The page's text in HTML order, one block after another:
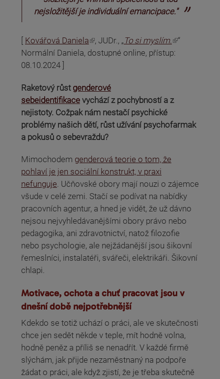
nejsložitější je individuální emancipace."
Kovářová Daniela
(odkaz je externí) , JUDr., „ To si myslím.
(odkaz je externí)
“
Normální Daniela, dostupné online, přístup:
08.10.2024 ]
Raketový růst genderové
sebeidentifikace vychází z pochybností a z
nejistoty. Cožpak nám nestačí psychické
problémy našich dětí, růst užívání psychofarmak
a pokusů o sebevraždu?
Mimochodem genderová teorie o tom, že
pohlaví je jen sociální konstrukt, v praxi
nefunguje. Učňovské obory mají nouzi o zájemce
všude v celé zemi. Stačí se podívat na nabídky
pracovních agentur, a hned je vidět, že už dávno
nejsou nejvyhledávanějšími obory právo nebo
pedagogika, ani zdravotnictví, natož filozofie
nebo psychologie, ale nejžádanější jsou šikovní
řemeslníci, instalatéři, svářeči, elektrikáři. Šikovní
chlapi.
Motivace, ochota a chuť pracovat jsou v
dnešní době nejpotřebnější
Kdekdo se totiž uchází o práci, ale ve skutečnosti
chce jen sedět někde v teple, mít hodně volna,
hodně peněz a příliš se nenadřít. V každé firmě
slýchám, jak přijde nezaměstnaný na podpoře
žádat o práci, ale když zjistí, že je třeba skutečně